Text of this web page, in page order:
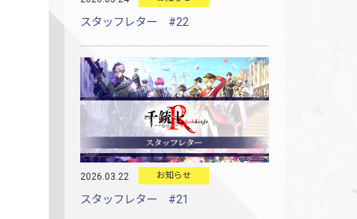
スタッフレター #22
2026.03.22 お知らせ
スタッフレター #21